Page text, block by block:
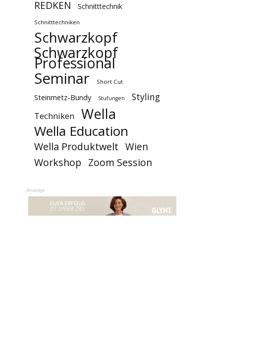
REDKEN Schnitttechnik
Schnitttechniken
Schwarzkopf
Schwarzkopf
Professional
Seminar Short Cut
Steinmetz-Bundy Stufungen Styling
Techniken Wella
Wella Education
Wella Produktwelt Wien
Workshop Zoom Session
Anzeige